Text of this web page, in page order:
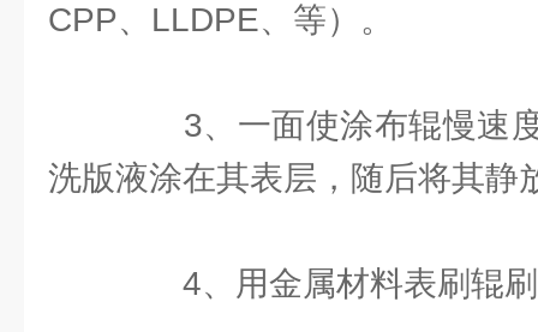
CPP、LLDPE、等）。
3、一面使涂布辊慢速度
洗版液涂在其表层，随后将其静
4、用金属材料表刷辊刷